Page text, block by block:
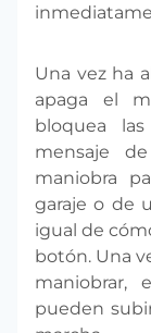
Una vez ha
apaga el
bloquea
mensaje
maniobra
garaje o de
igual de
botón. Una
maniobrar,
pueden